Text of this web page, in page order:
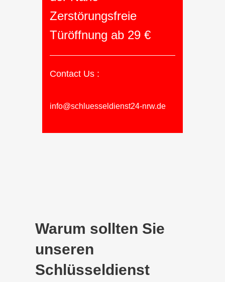
Zerstörungsfreie
Türöffnung ab 29 €
Contact Us :
info@schluesseldienst24-nrw.de
Warum sollten Sie
unseren
Schlüsseldienst